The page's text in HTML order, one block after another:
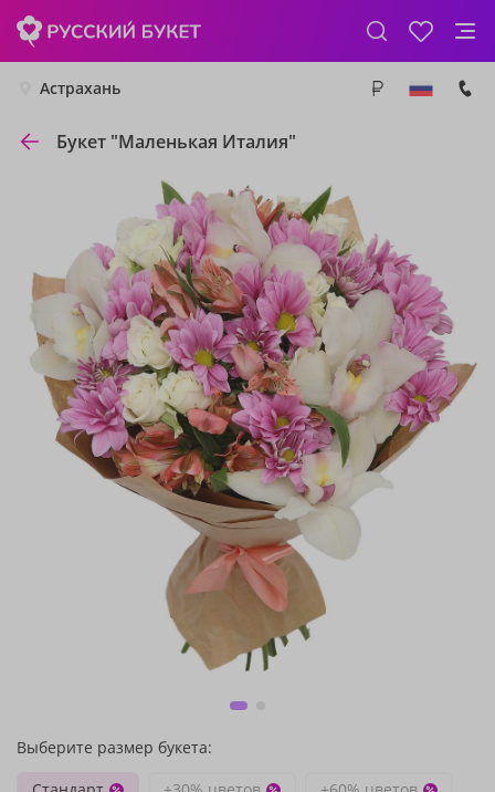
Астрахань
Букет "Маленькая Италия"
Выберите размер букета: